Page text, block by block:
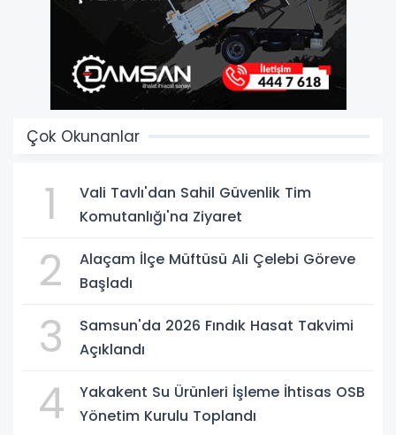
Çok Okunanlar
1
Vali Tavlı'dan Sahil Güvenlik Tim
Komutanlığı'na Ziyaret
2
Alaçam İlçe Müftüsü Ali Çelebi Göreve
Başladı
3
Samsun'da 2026 Fındık Hasat Takvimi
Açıklandı
4
Yakakent Su Ürünleri İşleme İhtisas OSB
Yönetim Kurulu Toplandı